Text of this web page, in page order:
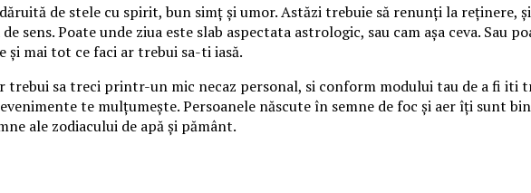
dăruită de stele cu spirit, bun simţ şi umor. Astăzi trebuie să renunţi la
sens. Poate unde ziua este slab aspectata astrologic, sau cam aşa ceva. Sau
şi mai tot ce faci ar trebui sa-ti iasă.
trebui sa treci printr-un mic necaz personal, si conform modului tau de a fi iti
te mulţumeşte. Persoanele născute în semne de foc şi aer îţi sunt
ale zodiacului de apă şi pământ.